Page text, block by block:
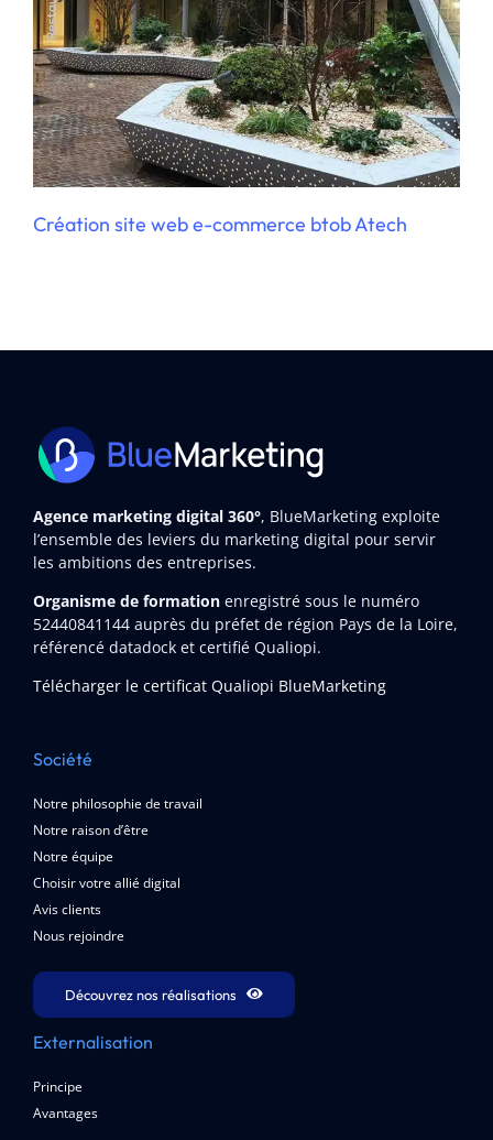
Création site web e-commerce btob Atech
Agence marketing digital 360°, BlueMarketing exploite
l’ensemble des leviers du marketing digital pour servir
les ambitions des entreprises.
Organisme de formation enregistré sous le numéro
52440841144auprès du préfet de région Pays de la Loire,
référencé datadock et certifié Qualiopi.
Télécharger le certificat Qualiopi BlueMarketing
Société
Notre philosophie de travail
Notre raison d’être
Notre équipe
Choisir votre allié digital
Avis clients
Nous rejoindre
Découvrez nos réalisations
Externalisation
Principe
Avantages